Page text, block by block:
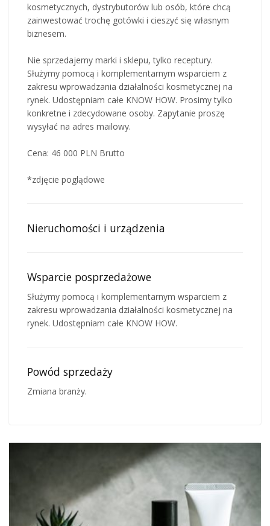
kosmetycznych, dystrybutorów lub osób, które chcą
zainwestować trochę gotówki i cieszyć się własnym
biznesem.
Nie sprzedajemy marki i sklepu, tylko receptury.
Służymy pomocą i komplementarnym wsparciem z
zakresu wprowadzania działalności kosmetycznej na
rynek. Udostępniam całe KNOW HOW. Prosimy tylko
konkretne i zdecydowane osoby. Zapytanie proszę
wysyłać na adres mailowy.
Cena: 46 000 PLN Brutto
*zdjęcie poglądowe
Nieruchomości i urządzenia
Wsparcie posprzedażowe
Służymy pomocą i komplementarnym wsparciem z
zakresu wprowadzania działalności kosmetycznej na
rynek. Udostępniam całe KNOW HOW.
Powód sprzedaży
Zmiana branży.